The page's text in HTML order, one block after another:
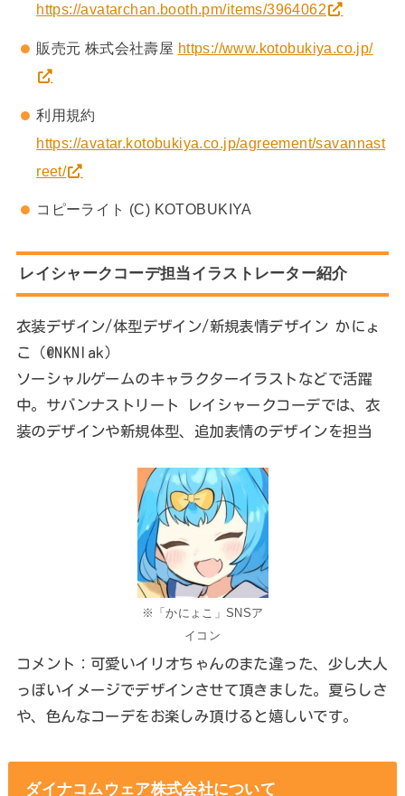
https://avatarchan.booth.pm/items/3964062
販売元 株式会社壽屋 https://www.kotobukiya.co.jp/
利用規約
https://avatar.kotobukiya.co.jp/agreement/savannast
reet/
コピーライト (C) KOTOBUKIYA
レイシャークコーデ担当イラストレーター紹介
衣装デザイン/体型デザイン/新規表情デザイン かにょ
こ（@NKNlak）
ソーシャルゲームのキャラクターイラストなどで活躍
中。サバンナストリート レイシャークコーデでは、衣
装のデザインや新規体型、追加表情のデザインを担当
※「かにょこ」SNSア
イコン
コメント：可愛いイリオちゃんのまた違った、少し大人
っぽいイメージでデザインさせて頂きました。夏らしさ
や、色んなコーデをお楽しみ頂けると嬉しいです。
ダイナコムウェア株式会社について